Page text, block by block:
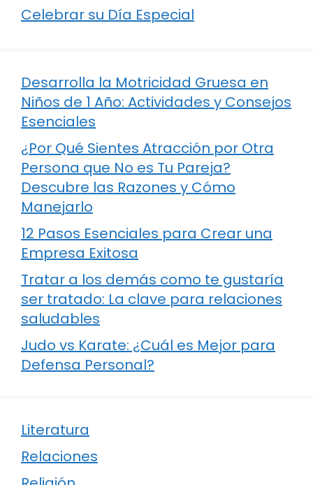
Celebrar su Día Especial
Desarrolla la Motricidad Gruesa en
Niños de 1 Año: Actividades y Consejos
Esenciales
¿Por Qué Sientes Atracción por Otra
Persona que No es Tu Pareja?
Descubre las Razones y Cómo
Manejarlo
12 Pasos Esenciales para Crear una
Empresa Exitosa
Tratar a los demás como te gustaría
ser tratado: La clave para relaciones
saludables
Judo vs Karate: ¿Cuál es Mejor para
Defensa Personal?
Literatura
Relaciones